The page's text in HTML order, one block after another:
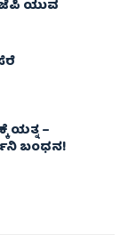
ಯುವ
ಯತ್ನ –
ಬಂಧನ!